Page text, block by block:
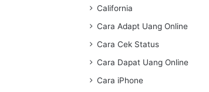
California
Cara Adapt Uang Online
Cara Cek Status
Cara Dapat Uang Online
Cara iPhone